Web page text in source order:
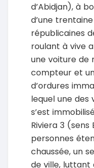
d’Abidjan), à
d’une
républicaines
roulant à vive
une voiture de
compteur et
d’ordures
lequel une des
s’est
Riviera 3
personnes
chaussée, un
de ville,